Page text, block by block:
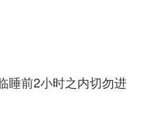
睡前2小时之内切勿进